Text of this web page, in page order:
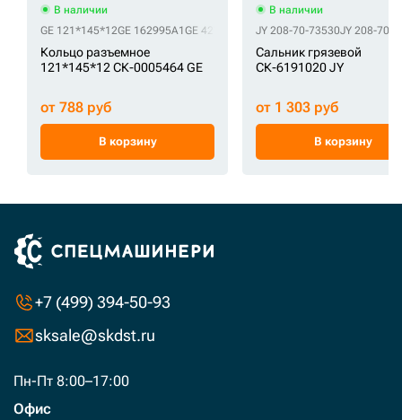
В наличии
GE 121*145*12GE 162995A1 GE 4276696 GE KHV0114GE T335631
Кольцо разъемное
121*145*12 СК-0005464 GE
от 788 руб
В корзину
В наличии
JY 208-70-73530JY 208-70-
Сальник грязевой
СК-6191020 JY
от 1 303 руб
В корзину
+7 (499) 394-50-93
sksale@skdst.ru
Пн-Пт 8:00–17:00
Офис